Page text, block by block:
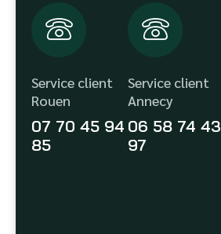
Service client
Rouen
07 70 45 94
85
Service client
Annecy
06 58 74 43
97